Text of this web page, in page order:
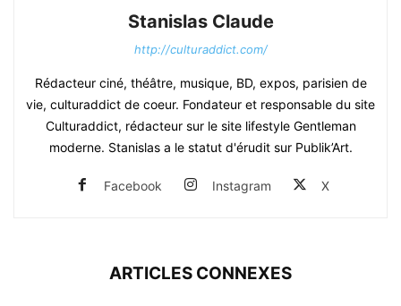
Stanislas Claude
http://culturaddict.com/
Rédacteur ciné, théâtre, musique, BD, expos, parisien de
vie, culturaddict de coeur. Fondateur et responsable du site
Culturaddict, rédacteur sur le site lifestyle Gentleman
moderne. Stanislas a le statut d'érudit sur Publik’Art.
Facebook Instagram X
ARTICLES CONNEXES